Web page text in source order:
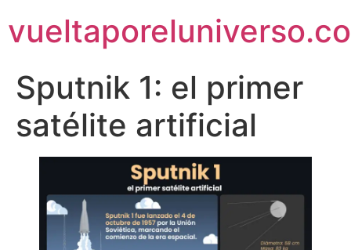
Sputnik 1: el primer
satélite artificial